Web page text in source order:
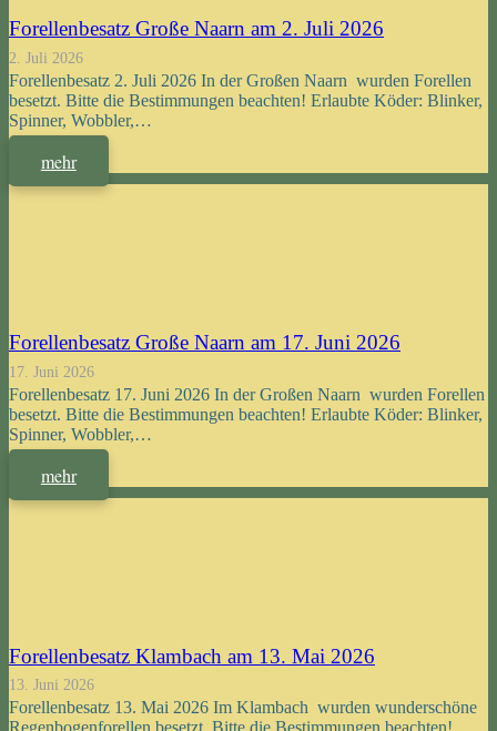
Forellenbesatz Große Naarn am 2. Juli 2026
2. Juli 2026
Forellenbesatz 2. Juli 2026 In der Großen Naarn wurden Forellen
besetzt. Bitte die Bestimmungen beachten! Erlaubte Köder: Blinker,
Spinner, Wobbler,…
mehr
Forellenbesatz Große Naarn am 17. Juni 2026
17. Juni 2026
Forellenbesatz 17. Juni 2026 In der Großen Naarn wurden Forellen
besetzt. Bitte die Bestimmungen beachten! Erlaubte Köder: Blinker,
Spinner, Wobbler,…
mehr
Forellenbesatz Klambach am 13. Mai 2026
13. Juni 2026
Forellenbesatz 13. Mai 2026 Im Klambach wurden wunderschöne